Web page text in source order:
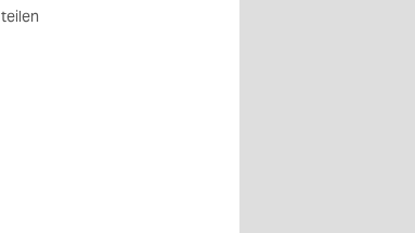
teilen